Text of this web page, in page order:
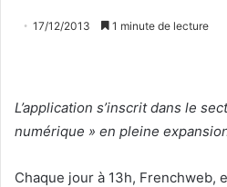
17/12/2013 1 minute de lecture
L’application s’inscrit dans le
numérique » en pleine
Chaque jour à 13h, Frenchweb,